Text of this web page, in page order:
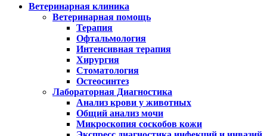
Ветеринарная клиника
Ветеринарная помощь
Терапия
Офтальмология
Интенсивная терапия
Хирургия
Стоматология
Остеосинтез
Лабораторная Диагностика
Анализ крови у животных
Общий анализ мочи
Микроскопия соскобов кожи